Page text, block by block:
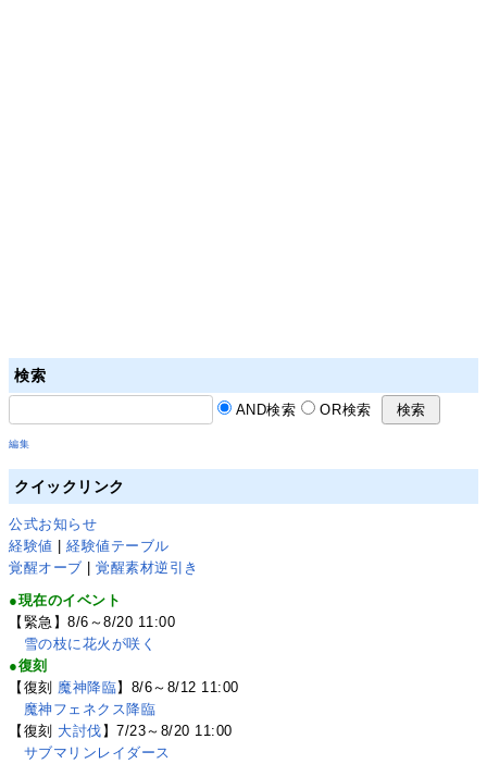
検索
AND検索 OR検索
編集
クイックリンク
公式お知らせ
経験値 |経験値テーブル
覚醒オーブ |覚醒素材逆引き
●現在のイベント
【緊急】8/6～8/20 11:00
雪の枝に花火が咲く
●復刻
【復刻 魔神降臨】8/6～8/12 11:00
魔神フェネクス降臨
【復刻 大討伐】7/23～8/20 11:00
サブマリンレイダース